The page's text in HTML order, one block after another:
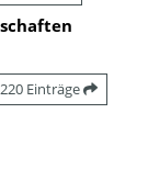
220 Einträge